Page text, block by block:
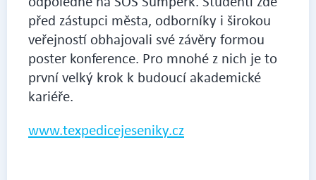
před zástupci města, odborníky i širokou
veřejností obhajovali své závěry formou
poster konference. Pro mnohé z nich je to
první velký krok k budoucí akademické
kariéře.
www.texpedicejeseniky.cz